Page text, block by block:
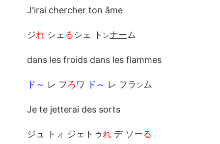
J'irai chercher ton âme
ジれ シェ るシェ ト ンナーム
dans les froids dans les flammes
ド～ レ フろワ ド～ レ フラ ン ム
Je te jetterai des sorts
ジュ トォ ジェトゥれ デ ソーる